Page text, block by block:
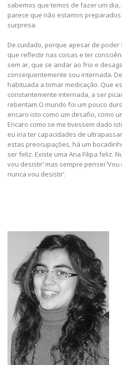
sabemos que temos de fazer um
parece que não estamos
surpresa.
De cuidado, porque apesar de
que reflectir nas coisas e ter
sem ar, que se andar ao frio e
consequentemente sou internada.
habituada a tomar medicação. Que
constantemente internada, a ser
rebentam.O mundo foi um pouco
encaro isto como um desafio, como
Encaro como se me tivessem dado
eu iria ter capacidades de
estas preocupações, há um
ser feliz. Existe uma Ana Filipa feliz.
vou desistir’ mas sempre pensei
nunca vou desistir’.